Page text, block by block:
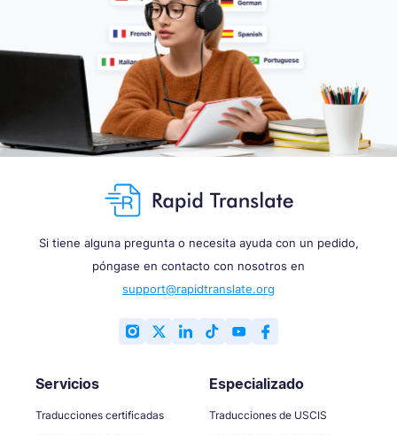
Si tiene alguna pregunta o necesita ayuda con un pedido,
póngase en contacto con nosotros en
support@rapidtranslate.org
Servicios
Traducciones certificadas
Especializado
Traducciones de USCIS